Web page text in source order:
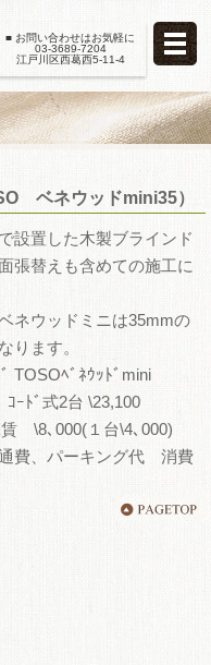
■ お問い合わせはお気軽に
03-3689-7204
江戸川区西葛西5-11-4
ベネウッドmini35）
設置した木製ブラインド
張替えも含めての施工に
ネウッドミニは35mmの
ります。
TOSOﾍﾞﾈｳｯﾄﾞmini
ｰﾄﾞ式2台 \23,100
\8､000(１台\4､000)
費、パーキング代 消費